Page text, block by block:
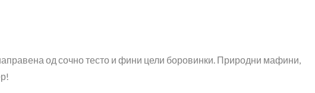
од сочно тесто и фини цели боровинки. Природни мафини,